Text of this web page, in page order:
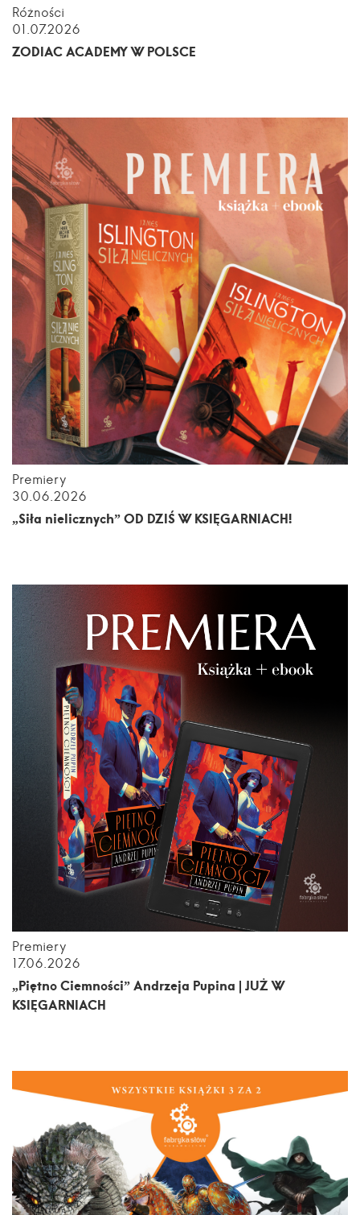
Różności
01.07.2026
ZODIAC ACADEMY W POLSCE
Premiery
30.06.2026
„Siła nielicznych” OD DZIŚ W KSIĘGARNIACH!
Premiery
17.06.2026
„Piętno Ciemności” Andrzeja Pupina | JUŻ W
KSIĘGARNIACH